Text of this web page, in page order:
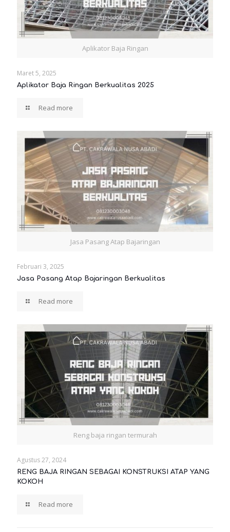
Aplikator Baja Ringan
Maret 5, 2025
Aplikator Baja Ringan Berkualitas 2025
Read more
Jasa Pasang Atap Bajaringan
Februari 3, 2025
Jasa Pasang Atap Bajaringan Berkualitas
Read more
Reng baja ringan termurah
Agustus 27, 2024
RENG BAJA RINGAN SEBAGAI KONSTRUKSI ATAP YANG
KOKOH
Read more